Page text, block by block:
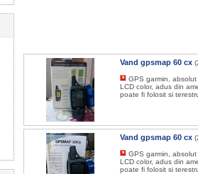
Vand gpsmap 60 cx
GPS garmin,
LCD color, adus din
poate fi folosit si
Vand gpsmap 60 cx
GPS garmin,
LCD color, adus din
poate fi folosit si